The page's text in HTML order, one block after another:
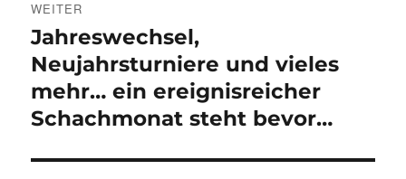
WEITER
Nächster
Beitrag:
Jahreswechsel,
Neujahrsturniere und vieles
mehr… ein ereignisreicher
Schachmonat steht bevor…